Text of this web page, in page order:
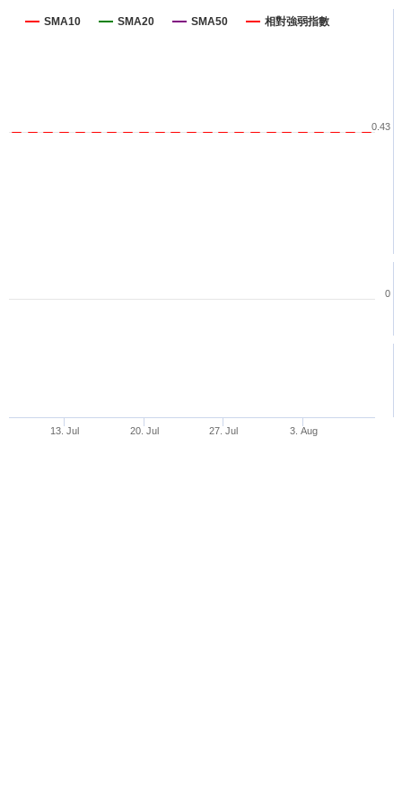
SMA10 SMA20 SMA50 相對強弱指數
13. Jul 20. Jul 27. Jul 3. Aug
0.43
0